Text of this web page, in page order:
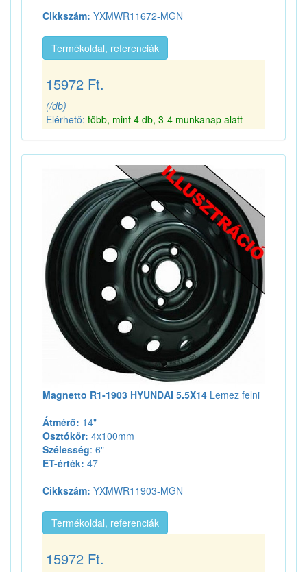
Cikkszám: YXMWR11672-MGN
Termékoldal, referenciák
15972 Ft.
(/db)
Elérhető: több, mint 4 db, 3-4 munkanap alatt
Magnetto R1-1903 HYUNDAI 5.5X14 Lemez felni
Átmérő: 14"
Osztókör: 4x100mm
Szélesség: 6"
ET-érték: 47
Cikkszám: YXMWR11903-MGN
Termékoldal, referenciák
15972 Ft.